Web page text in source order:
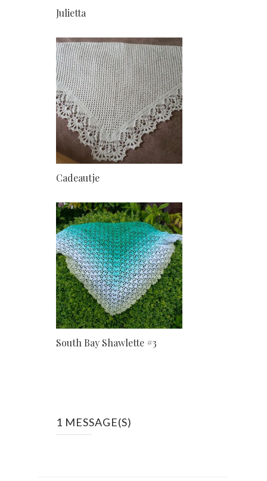
Julietta
Cadeautje
South Bay Shawlette #3
1 MESSAGE(S)